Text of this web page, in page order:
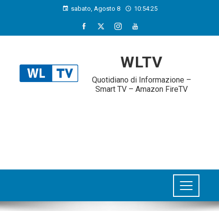
sabato, Agosto 8 10:54:26
WLTV
Quotidiano di Informazione –
Smart TV – Amazon FireTV